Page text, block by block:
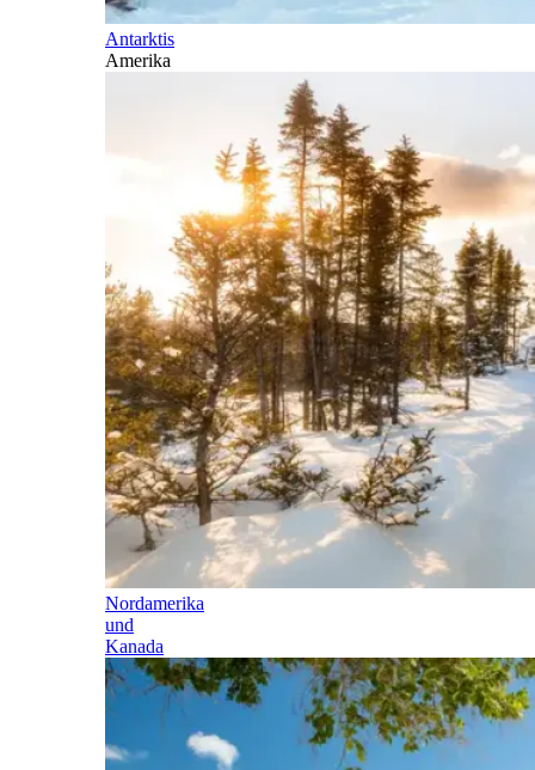
Antarktis
Amerika
Nordamerika
und
Kanada